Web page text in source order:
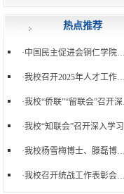
热点推荐
·中国民主促进会铜仁学院支部委员会正式成立
·我校召开2025年人才工作暨党外知识分子台属归侨侨...
·我校“侨联”“留联会”召开深入学习党的二十届四...
·我校“知联会”召开深入学习党的二十届四中全会精...
·我校杨雪梅博士、滕磊博士参加中国民主促进会贵州...
·我校召开统战工作表彰会暨2025年下半年统战工作会...